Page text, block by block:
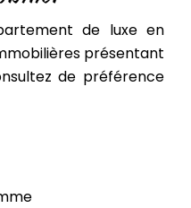
de luxe en
présentant
de préférence